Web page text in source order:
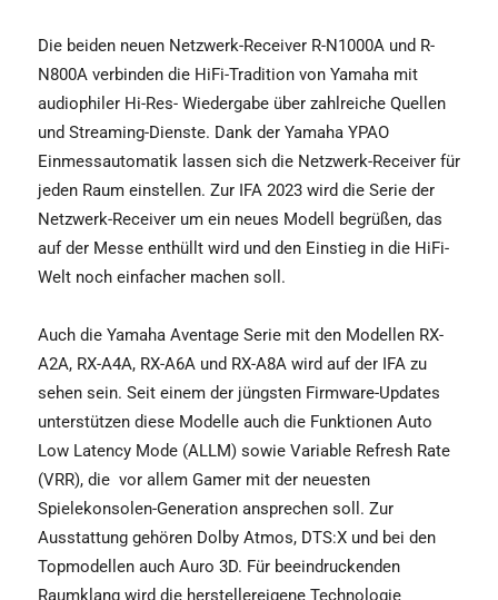
Die beiden neuen Netzwerk-Receiver R-N1000A und R-
N800A verbinden die HiFi-Tradition von Yamaha mit
audiophiler Hi-Res- Wiedergabe über zahlreiche Quellen
und Streaming-Dienste. Dank der Yamaha YPAO
Einmessautomatik lassen sich die Netzwerk-Receiver für
jeden Raum einstellen. Zur IFA 2023 wird die Serie der
Netzwerk-Receiver um ein neues Modell begrüßen, das
auf der Messe enthüllt wird und den Einstieg in die HiFi-
Welt noch einfacher machen soll.
Auch die Yamaha Aventage Serie mit den Modellen RX-
A2A, RX-A4A, RX-A6A und RX-A8A wird auf der IFA zu
sehen sein. Seit einem der jüngsten Firmware-Updates
unterstützen diese Modelle auch die Funktionen Auto
Low Latency Mode (ALLM) sowie Variable Refresh Rate
(VRR), die vor allem Gamer mit der neuesten
Spielekonsolen-Generation ansprechen soll. Zur
Ausstattung gehören Dolby Atmos, DTS:X und bei den
Topmodellen auch Auro 3D. Für beeindruckenden
Raumklang wird die herstellereigene Technologie